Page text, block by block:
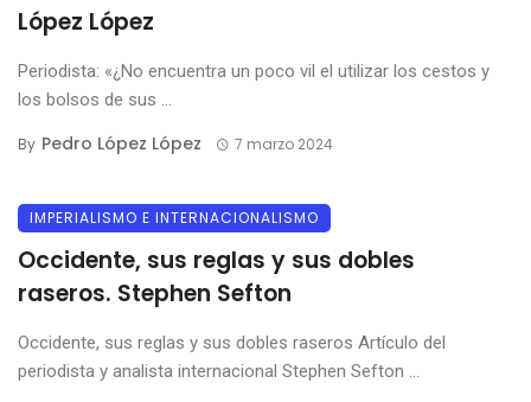
López López
Periodista: «¿No encuentra un poco vil el utilizar los cestos y
los bolsos de sus ...
By Pedro López López 7 marzo 2024
IMPERIALISMO E INTERNACIONALISMO
Occidente, sus reglas y sus dobles
raseros. Stephen Sefton
Occidente, sus reglas y sus dobles raseros Artículo del
periodista y analista internacional Stephen Sefton ...